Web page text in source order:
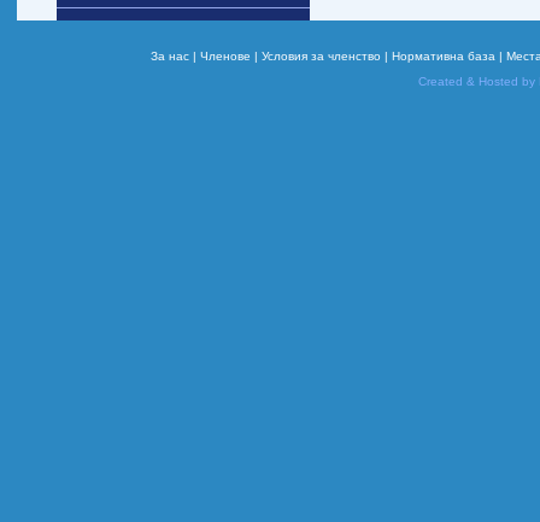
За нас | Членове | Условия за членство | Нормативна база |
Created & Hosted by